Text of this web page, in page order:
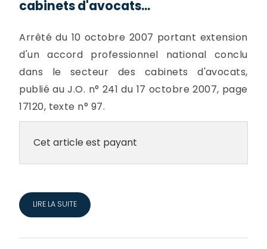
cabinets d'avocats...
Arrêté du 10 octobre 2007 portant extension
d'un accord professionnel national conclu
dans le secteur des cabinets d'avocats,
publié au J.O. n° 241 du 17 octobre 2007, page
17120, texte n° 97.
Cet article est payant
LIRE LA SUITE